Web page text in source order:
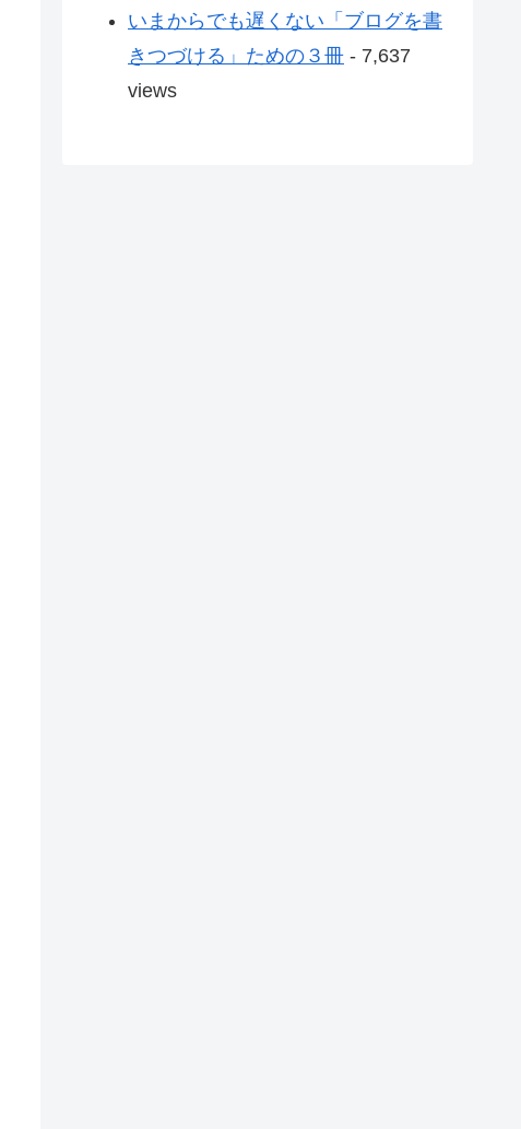
いまからでも遅くない「ブログを書
きつづける」ための３冊 - 7,637
views